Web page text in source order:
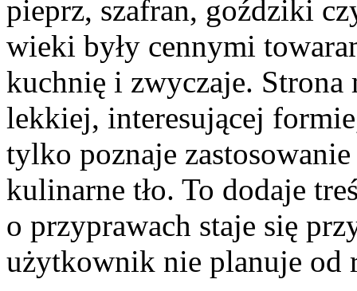
pieprz, szafran, goździki
wieki były cennymi
kuchnię i zwyczaje.
lekkiej, interesującej
tylko poznaje
kulinarne tło. To dodaje
o przyprawach staje się
użytkownik nie planuje od